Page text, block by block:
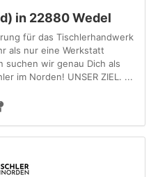
in 22880 Wedel
für das Tischlerhandwerk
als nur eine Werkstatt
suchen wir genau Dich als
im Norden! UNSER ZIEL. ...